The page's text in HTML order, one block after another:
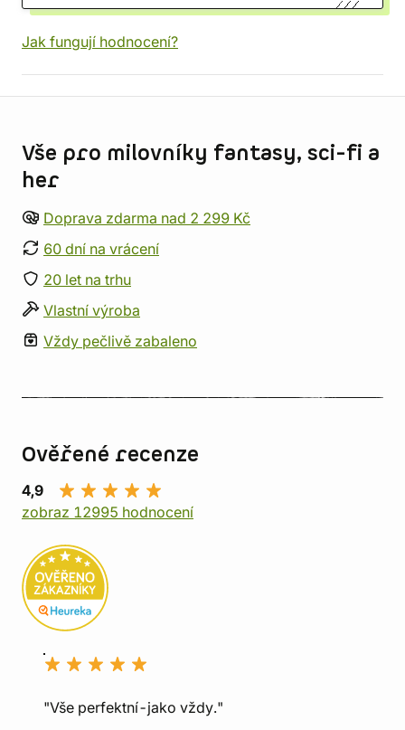
Jak fungují hodnocení?
Vše pro milovníky fantasy, sci-fi a
her
Doprava zdarma nad 2 299 Kč
60 dní na vrácení
20 let na trhu
Vlastní výroba
Vždy pečlivě zabaleno
Ověřené recenze
4,9
zobraz 12995 hodnocení
"Vše perfektní-jako vždy."